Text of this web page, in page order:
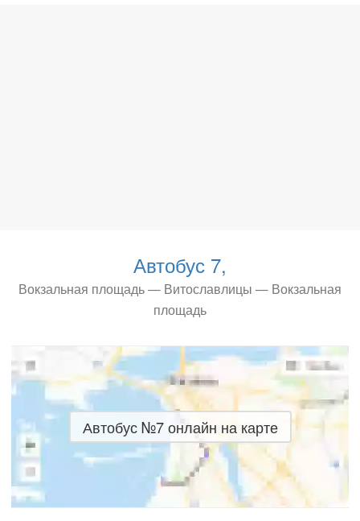
Автобус 7,
Вокзальная площадь — Витославлицы — Вокзальная
площадь
Автобус №7 онлайн на карте